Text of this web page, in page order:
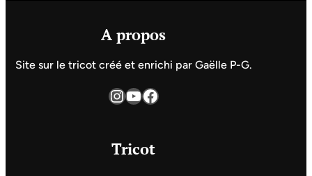
A propos
Site sur le tricot créé et enrichi par Gaëlle P-G.
InstagramYouTube Facebook
Tricot